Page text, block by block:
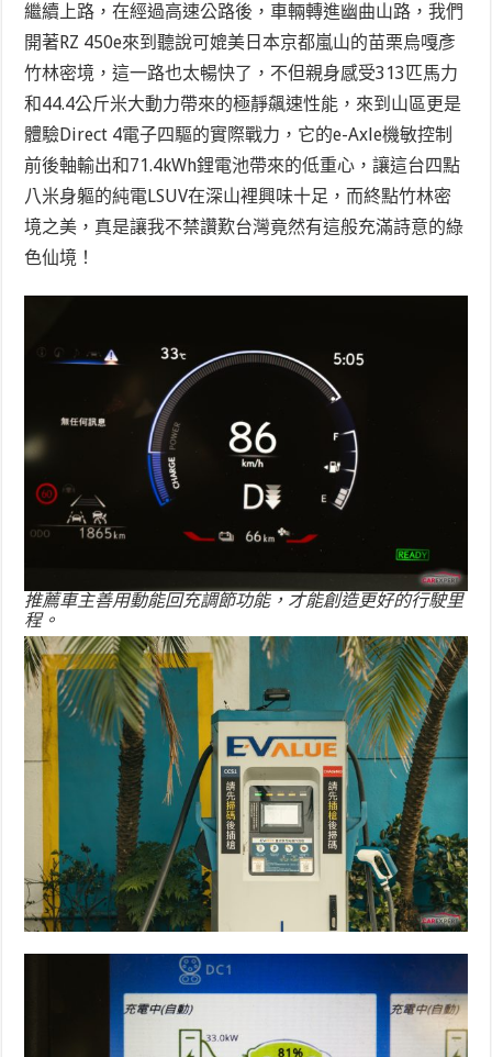
繼續上路，在經過高速公路後，車輛轉進幽曲山路，我們
開著RZ 450e來到聽說可媲美日本京都嵐山的苗栗烏嘎彥
竹林密境，這一路也太暢快了，不但親身感受313匹馬力
和44.4公斤米大動力帶來的極靜飆速性能，來到山區更是
體驗Direct 4電子四驅的實際戰力，它的e-Axle機敏控制
前後軸輸出和71.4kWh鋰電池帶來的低重心，讓這台四點
八米身軀的純電LSUV在深山裡興味十足，而終點竹林密
境之美，真是讓我不禁讚歎台灣竟然有這般充滿詩意的綠
色仙境！
推薦車主善用動能回充調節功能，才能創造更好的行駛里
程。